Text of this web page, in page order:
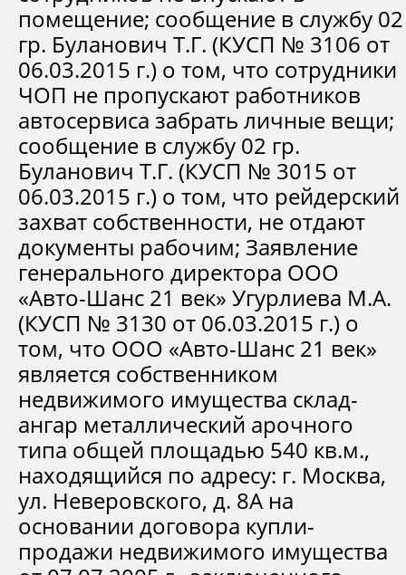
помещение; сообщение в службу 02
гр. Буланович Т.Г. (КУСП № 3106 от
06.03.2015 г.) о том, что сотрудники
ЧОП не пропускают работников
автосервиса забрать личные вещи;
сообщение в службу 02 гр.
Буланович Т.Г. (КУСП № 3015 от
06.03.2015 г.) о том, что рейдерский
захват собственности, не отдают
документы рабочим; Заявление
генерального директора ООО
«Авто-Шанс 21 век» Угурлиева М.А.
(КУСП № 3130 от 06.03.2015 г.) о
том, что ООО «Авто-Шанс 21 век»
является собственником
недвижимого имущества склад-
ангар металлический арочного
типа общей площадью 540 кв.м.,
находящийся по адресу: г. Москва,
ул. Неверовского, д. 8А на
основании договора купли-
продажи недвижимого имущества